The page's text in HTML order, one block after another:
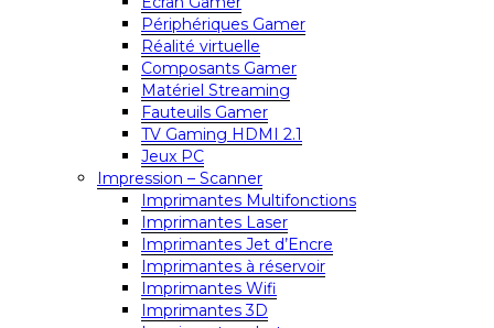
Périphériques Gamer
Réalité virtuelle
Composants Gamer
Matériel Streaming
Fauteuils Gamer
TV Gaming HDMI 2.1
Jeux PC
Impression – Scanner
Imprimantes Multifonctions
Imprimantes Laser
Imprimantes Jet d’Encre
Imprimantes à réservoir
Imprimantes Wifi
Imprimantes 3D